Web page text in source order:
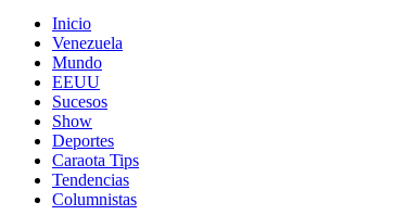
Inicio
Venezuela
Mundo
EEUU
Sucesos
Show
Deportes
Caraota Tips
Tendencias
Columnistas